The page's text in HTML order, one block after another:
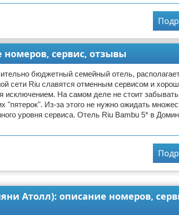
сервис, отзывы
бюджетный семейный отель,
сети Riu славятся отменным сервисом и
исключением. На самом деле не стоит
"пятерок". Из-за этого не нужно ожидать
уровня сервиса. Отель Riu Bambu 5* в
Атолл): описание номеров,